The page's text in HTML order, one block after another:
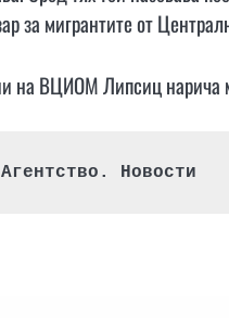
за мигрантите от
на ВЦИОМ Липсиц нарича
Агентство. Новости